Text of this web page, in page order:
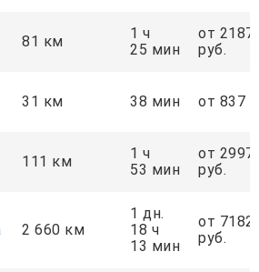
81 км
1 ч
25 мин
от 2187
руб.
31 км 38 мин от 837
111 км
1 ч
53 мин
от 2997
руб.
2 660 км
1 дн.
18 ч
13 мин
от
руб.